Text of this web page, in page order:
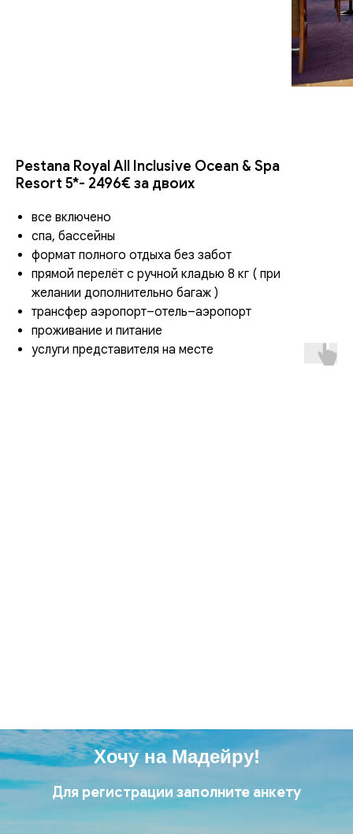
Pestana Royal All Inclusive Ocean & Spa
Resort 5*- 2496€ за двоих
все включено
спа, бассейны
формат полного отдыха без забот
прямой перелёт с ручной кладью 8 кг ( при
желании дополнительно багаж )
трансфер аэропорт–отель–аэропорт
проживание и питание
услуги представителя на месте
Хочу на Мадейру!
Для регистрации заполните анкету